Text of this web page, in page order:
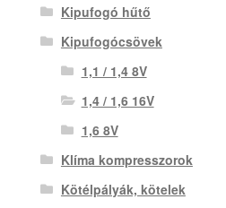
Kipufogó hűtő
Kipufogócsövek
1,1 / 1,4 8V
1,4 / 1,6 16V
1,6 8V
Klíma kompresszorok
Kötélpályák, kötelek